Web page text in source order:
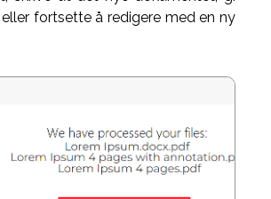
fortsette å redigere med en ny